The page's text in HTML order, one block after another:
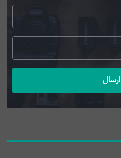
ارسال